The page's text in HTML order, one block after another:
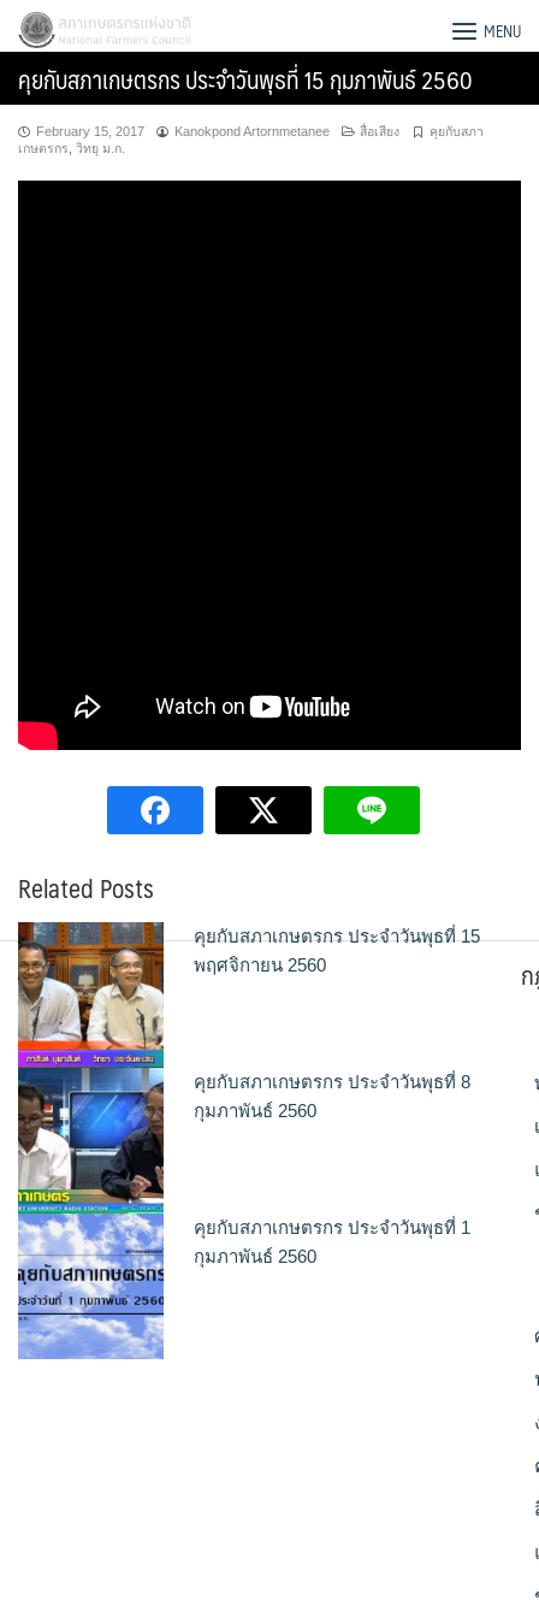
Skip
content
สภาเกษตรกรแห่งชาติ MENU
คุยกับสภาเกษตรกร ประจำวันพุธที่ 15 กุมภาพันธ์ 2560
February 15, 2017 Kanokpond Artornmetanee สื่อเสียง
คุยกับสภา
เกษตรกร วิทยุ ม.ก.
Related Posts
คุยกับสภาเกษตรกร ประจำวันพุธที่ 15
พฤศจิกายน 2560
คุยกับสภาเกษตรกร ประจำวันพุธที่ 8
กุมภาพันธ์ 2560
คุยกับสภาเกษตรกร ประจำวันพุธที่ 1
กุมภาพันธ์ 2560